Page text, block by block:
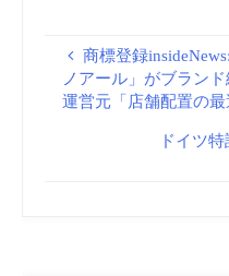
商標登録
ノアール」がブラン
運営元「店舗配置の
ドイツ